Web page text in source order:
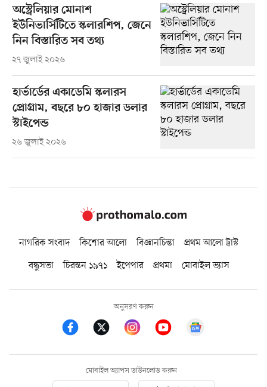
অস্ট্রেলিয়ার মোনাশ
ইউনিভার্সিটিতে স্কলারশিপ, জেনে
নিন বিস্তারিত সব তথ্য
২৭ জুলাই ২০২৬
হার্ভার্ডের একাডেমি স্কলারস
প্রোগ্রাম, বছরে ৮০ হাজার ডলার
স্টাইপেন্ড
২৬ জুলাই ২০২৬
নাগরিক সংবাদ কিশোর আলো বিজ্ঞানচিন্তা
প্রথম আলো ট্রাস্ট
বন্ধুসভা
চিরন্তন ১৯৭১ ইপেপার প্রথমা মোবাইল ভ্যাস
অনুসরণ করুন
মোবাইল অ্যাপস ডাউনলোড করুন